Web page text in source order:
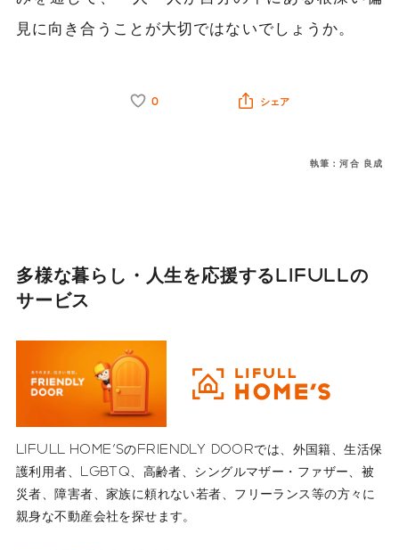
見に向き合うことが大切ではないでしょうか。
0 シェア
執筆：河合 良成
多様な暮らし・人生を応援するLIFULLの
サービス
LIFULL HOME'SのFRIENDLY DOORでは、外国籍、生活保
護利用者、LGBTQ、高齢者、シングルマザー・ファザー、被
災者、障害者、家族に頼れない若者、フリーランス等の方々に
親身な不動産会社を探せます。